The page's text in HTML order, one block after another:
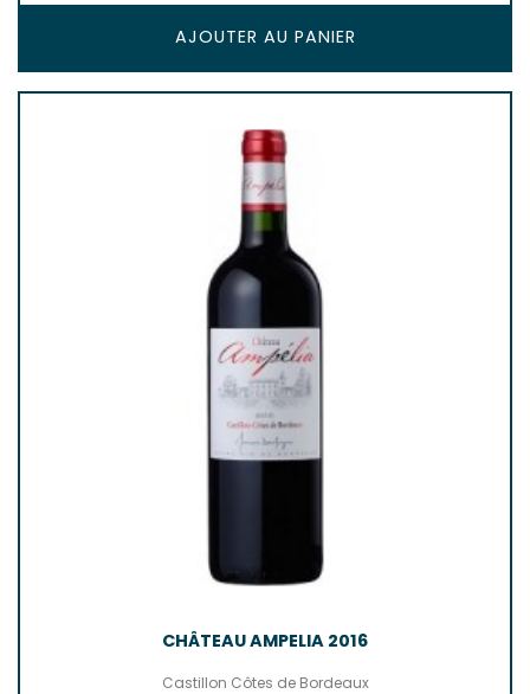
AJOUTER AU PANIER
CHÂTEAU AMPELIA 2016
Castillon Côtes de Bordeaux